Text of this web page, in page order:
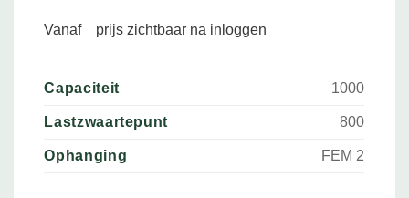
Vanaf prijs zichtbaar na inloggen
Capaciteit 1000
Lastzwaartepunt 800
Ophanging FEM 2